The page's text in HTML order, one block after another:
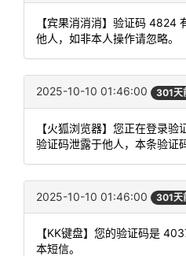
【宾果消消消】验证码 4824
他人，如非本人操作请忽略。
2025-10-10 01:46:00 301天
【火狐浏览器】您正在登录
验证码泄露于他人，本条验证
2025-10-10 01:46:00 301天
【KK键盘】您的验证码是
本短信。